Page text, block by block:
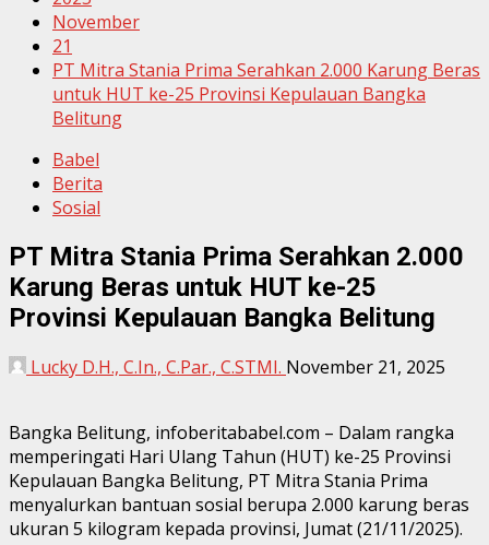
November
21
PT Mitra Stania Prima Serahkan 2.000 Karung Beras
untuk HUT ke-25 Provinsi Kepulauan Bangka
Belitung
Babel
Berita
Sosial
PT Mitra Stania Prima Serahkan 2.000
Karung Beras untuk HUT ke-25
Provinsi Kepulauan Bangka Belitung
Lucky D.H., C.In., C.Par., C.STMI. November 21, 2025
Bangka Belitung, infoberitababel.com – Dalam rangka
memperingati Hari Ulang Tahun (HUT) ke-25 Provinsi
Kepulauan Bangka Belitung, PT Mitra Stania Prima
menyalurkan bantuan sosial berupa 2.000 karung beras
ukuran 5 kilogram kepada provinsi, Jumat (21/11/2025).